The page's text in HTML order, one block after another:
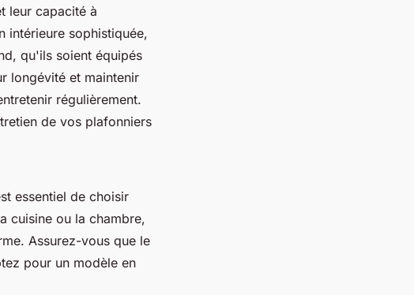
leur capacité à
intérieure sophistiquée,
qu'ils soient équipés
longévité et maintenir
régulièrement.
de vos plafonniers
essentiel de choisir
cuisine ou la chambre,
Assurez-vous que le
pour un modèle en